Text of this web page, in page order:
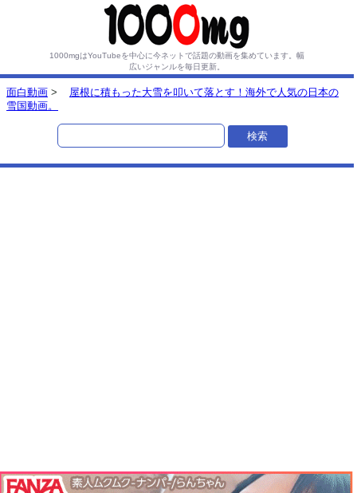
1000mgはYouTubeを中心に今ネットで話題の動画を集めています。 幅
広いジャンルを毎日更新。
面白動画 >
屋根に積もった大雪を叩いて落とす！海外で人気の日本の
雪国動画。